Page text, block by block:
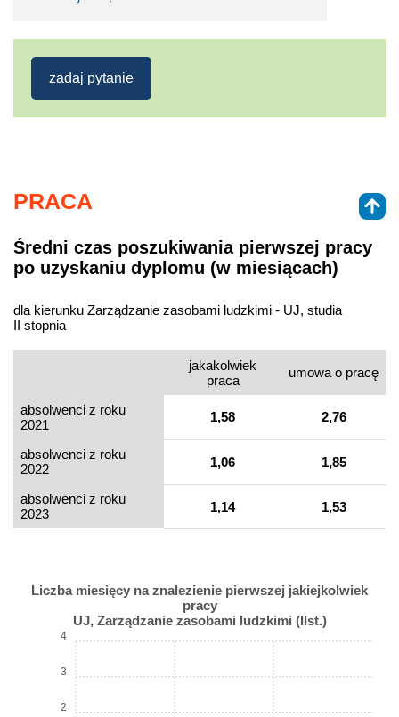
zadaj pytanie
PRACA
Średni czas poszukiwania pierwszej pracy
po uzyskaniu dyplomu (w miesiącach)
dla kierunku Zarządzanie zasobami ludzkimi - UJ, studia
II stopnia
jakakolwiek
praca
umowa o pracę
absolwenci z roku
2021
1,58 2,76
absolwenci z roku
2022
1,06 1,85
absolwenci z roku
2023
1,14 1,53
Liczba miesięcy na znalezienie pierwszej jakiejkolwiek
pracy
UJ, Zarządzanie zasobami ludzkimi (IIst.)
2
3
4